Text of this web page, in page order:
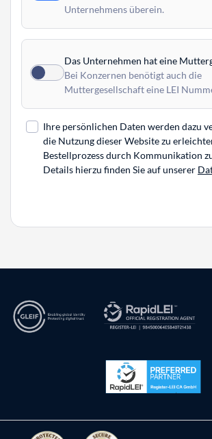
Unternehmens überein.
Das Unternehmen hat eine
Bei Konzernen benötigt auch die
Muttergesellschaft eine LEI
Ihre persönlichen Daten werden dazu
die Nutzung dieser Website zu
Bestellprozess durch Kommunikation
Details hierzu finden Sie auf unserer